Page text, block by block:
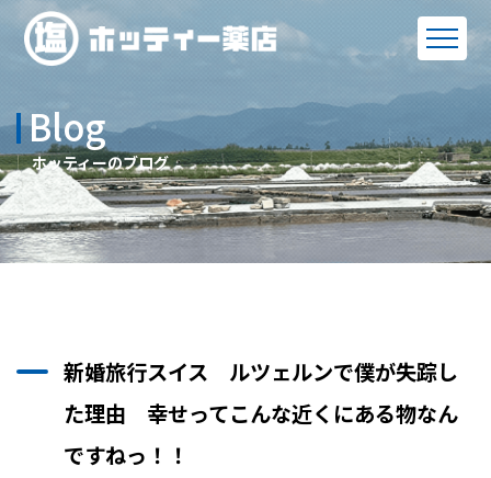
Blog
ホッティーのブログ
新婚旅行スイス ルツェルンで僕が失踪し
た理由 幸せってこんな近くにある物なん
ですねっ！！